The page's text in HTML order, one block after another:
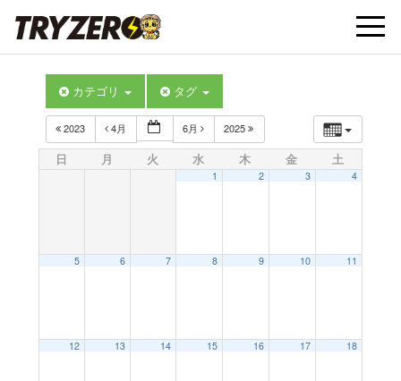
t
カテゴリ タグ
2023 4月 6月 2025
日 月 火 水 木 金 土
1 2 3 4
5 6 7 8 9 10 11
12 13 14 15 16 17 18